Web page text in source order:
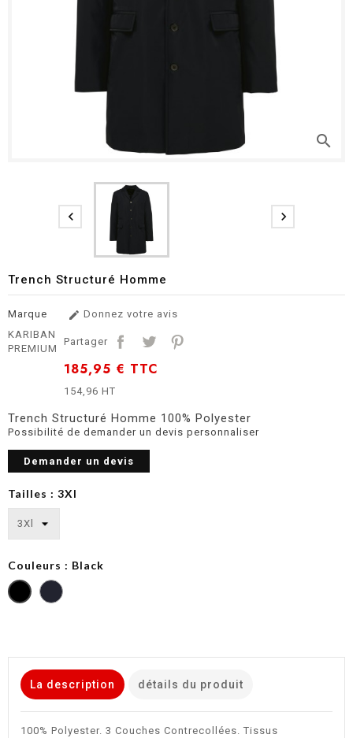
search
 
Trench Structuré Homme
Marque
KARIBAN
PREMIUM
 Donnez votre avis
Partager
185,95 € TTC
154,96 HT
Trench Structuré Homme 100% Polyester
Possibilité de demander un devis personnaliser
Demander un devis
Tailles : 3Xl
Couleurs : Black
La description détails du produit
100% Polyester. 3 Couches Contrecollées. Tissus